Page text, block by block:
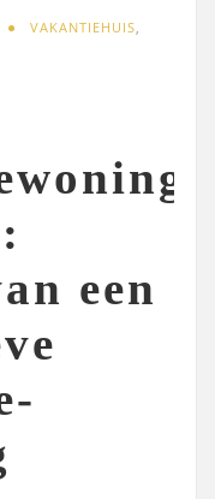
VAKANTIEHUIS
een